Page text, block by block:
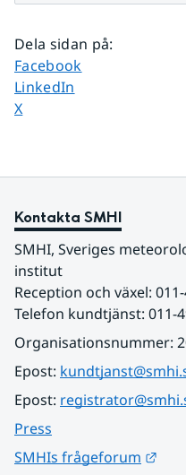
Dela sidan på:
Dela sidan på
Facebook
Dela sidan på
LinkedIn
Dela sidan på
X
Kontakta SMHI
SMHI, Sveriges
institut
Reception och växel:
Telefon kundtjänst: 011-
Organisationsnummer:
Epost:
Epost:
Press
SMHIs frågeforum